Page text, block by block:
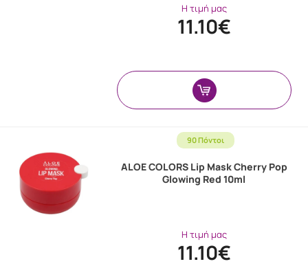
Η τιμή μας
11.10€
90 Πόντοι
ALOE COLORS Lip Mask Cherry Pop
Glowing Red 10ml
Η τιμή μας
11.10€